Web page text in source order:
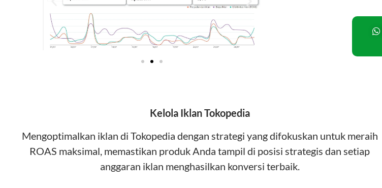
Kelola Iklan Tokopedia
Mengoptimalkan iklan di Tokopedia dengan strategi yang difokuskan untuk meraih
ROAS maksimal, memastikan produk Anda tampil di posisi strategis dan setiap
anggaran iklan menghasilkan konversi terbaik.